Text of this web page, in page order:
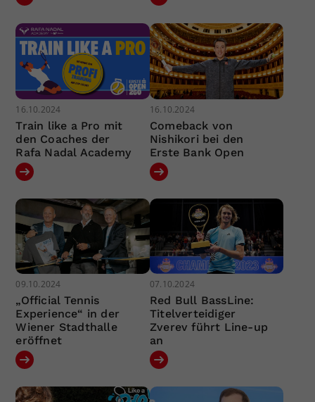
16.10.2024
Train like a Pro mit
den Coaches der
Rafa Nadal Academy
16.10.2024
Comeback von
Nishikori bei den
Erste Bank Open
09.10.2024
„Official Tennis
Experience“ in der
Wiener Stadthalle
eröffnet
07.10.2024
Red Bull BassLine:
Titelverteidiger
Zverev führt Line-up
an